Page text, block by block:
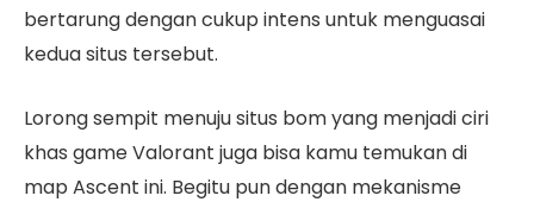
bertarung dengan cukup intens untuk menguasai
kedua situs tersebut.
Lorong sempit menuju situs bom yang menjadi ciri
khas game Valorant juga bisa kamu temukan di
map Ascent ini. Begitu pun dengan mekanisme